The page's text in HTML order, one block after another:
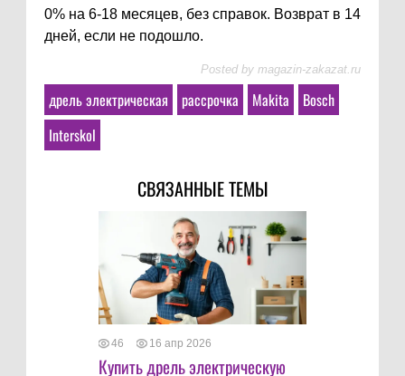
0% на 6-18 месяцев, без справок. Возврат в 14
дней, если не подошло.
Posted by magazin-zakazat.ru
дрель электрическая рассрочка Makita
Bosch
Interskol
СВЯЗАННЫЕ ТЕМЫ
46 16 апр 2026
Купить дрель электрическую